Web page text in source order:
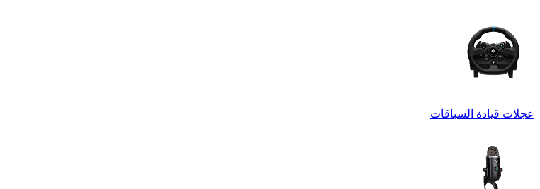
عجلات قيادة السباقات